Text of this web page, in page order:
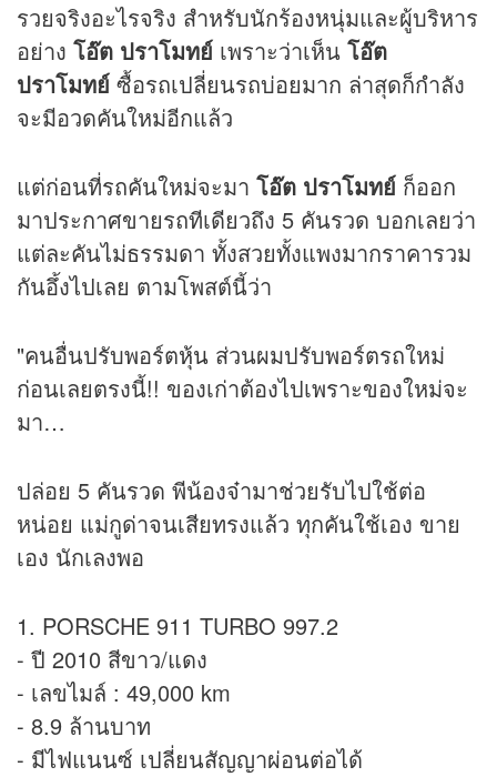
รวยจริงอะไรจริง สำหรับนักร้องหนุ่มและผู้บริหาร
อย่าง โอ๊ต ปราโมทย์ เพราะว่าเห็น โอ๊ต
ปราโมทย์ ซื้อรถเปลี่ยนรถบ่อยมาก ล่าสุดก็กำลัง
จะมีอวดคันใหม่อีกแล้ว
แต่ก่อนที่รถคันใหม่จะมา โอ๊ต ปราโมทย์ ก็ออก
มาประกาศขายรถทีเดียวถึง 5 คันรวด บอกเลยว่า
แต่ละคันไม่ธรรมดา ทั้งสวยทั้งแพงมากราคารวม
กันอึ้งไปเลย ตามโพสต์นี้ว่า
"คนอื่นปรับพอร์ตหุ้น ส่วนผมปรับพอร์ตรถใหม่
ก่อนเลยตรงนี้!! ของเก่าต้องไปเพราะของใหม่จะ
มา…
ปล่อย 5 คันรวด พีน้องจ๋ามาช่วยรับไปใช้ต่อ
หน่อย แม่กูด่าจนเสียทรงแล้ว ทุกคันใช้เอง ขาย
เอง นักเลงพอ
1. PORSCHE 911 TURBO 997.2
- ปี 2010 สีขาว/แดง
- เลขไมล์ : 49,000 km
- 8.9 ล้านบาท
- มีไฟแนนซ์ เปลี่ยนสัญญาผ่อนต่อได้